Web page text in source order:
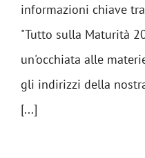
informazioni chiave
"Tutto sulla Maturità
un'occhiata alle
gli indirizzi della
[...]